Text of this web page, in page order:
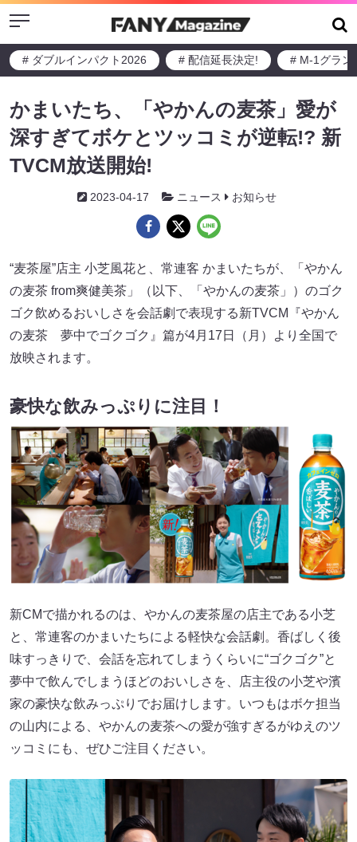
Menu
# ダブルインパクト2026 # 配信延長決定! # M-1グラン
かまいたち、「やかんの麦茶」愛が
深すぎてボケとツッコミが逆転!? 新
TVCM放送開始!
2023-04-17 ニュース お知らせ
“麦茶屋”店主 小芝風花と、常連客 かまいたちが、「やかん
の麦茶 from爽健美茶」（以下、「やかんの麦茶」）のゴク
ゴク飲めるおいしさを会話劇で表現する新TVCM『やかん
の麦茶 夢中でゴクゴク』篇が4月17日（月）より全国で
放映されます。
豪快な飲みっぷりに注目！
新CMで描かれるのは、やかんの麦茶屋の店主である小芝
と、常連客のかまいたちによる軽快な会話劇。香ばしく後
味すっきりで、会話を忘れてしまうくらいに“ゴクゴク”と
夢中で飲んでしまうほどのおいしさを、店主役の小芝や濱
家の豪快な飲みっぷりでお届けします。いつもはボケ担当
の山内による、やかんの麦茶への愛が強すぎるがゆえのツ
ッコミにも、ぜひご注目ください。